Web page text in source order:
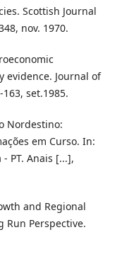
Scottish Journal
nov. 1970.
evidence. Journal of
set.1985.
Nordestino:
em Curso. In:
- PT. Anais [...],
and Regional
Run Perspective.